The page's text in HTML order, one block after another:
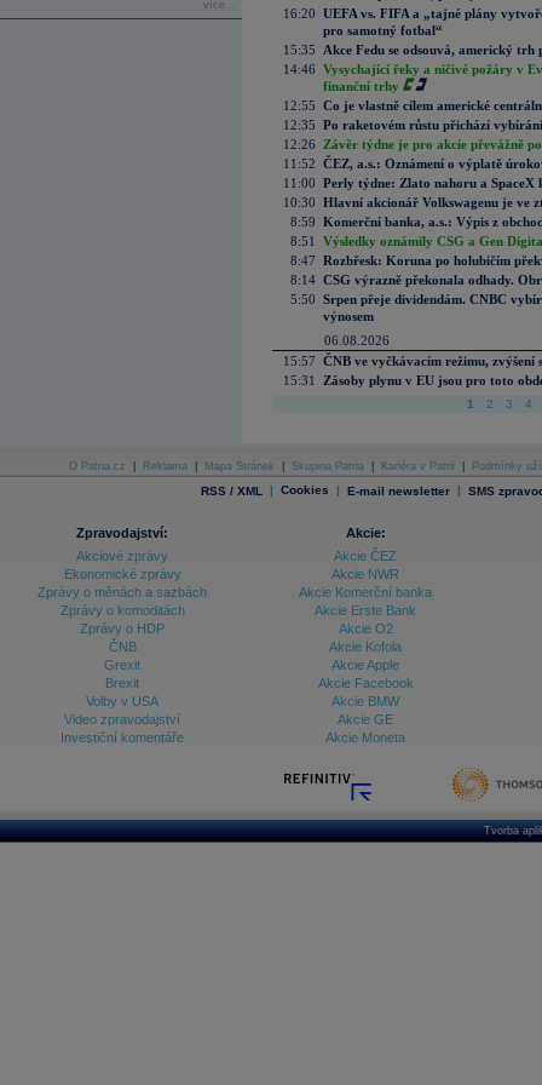
více...
16:20 UEFA vs. FIFA a „tajné plány
pro samotný fotbal“
15:35
Akce Fedu se odsouvá, americký
14:46 Vysychající řeky a ničivé požáry v
finanční trhy
12:55 Co je vlastně cílem americké
12:35 Po raketovém růstu přichází
12:26
Závěr týdne je pro akcie převážně
11:52 ČEZ, a.s.: Oznámení o výplatě
11:00 Perly týdne: Zlato nahoru a SpaceX
10:30 Hlavní akcionář Volkswagenu je ve
8:59 Komerční banka, a.s.: Výpis z
8:51
Výsledky oznámily CSG a Gen
8:47 Rozbřesk: Koruna po holubičím
8:14 CSG výrazně překonala odhady.
5:50 Srpen přeje dividendám. CNBC
výnosem
06.08.2026
15:57 ČNB ve vyčkávacím režimu, zvýšení
15:31
Zásoby plynu v EU jsou pro toto
1 2 3 4
O Patria.cz Reklama Mapa Stránek Skupina Patria Kariéra v Patrii Podmínky
RSS / XML | Cookies | E-mail newsletter | SMS
Zpravodajství:
Akciové zprávy
Ekonomické zprávy
Zprávy o měnách a sazbách
Zprávy o komoditách
Zprávy o HDP
ČNB
Grexit
Brexit
Volby v USA
Video zpravodajství
Investiční komentáře
Akcie:
Akcie ČEZ
Akcie NWR
Akcie Komerční banka
Akcie Erste Bank
Akcie O2
Akcie Kofola
Akcie Apple
Akcie Facebook
Akcie BMW
Akcie GE
Akcie Moneta
Tvorba